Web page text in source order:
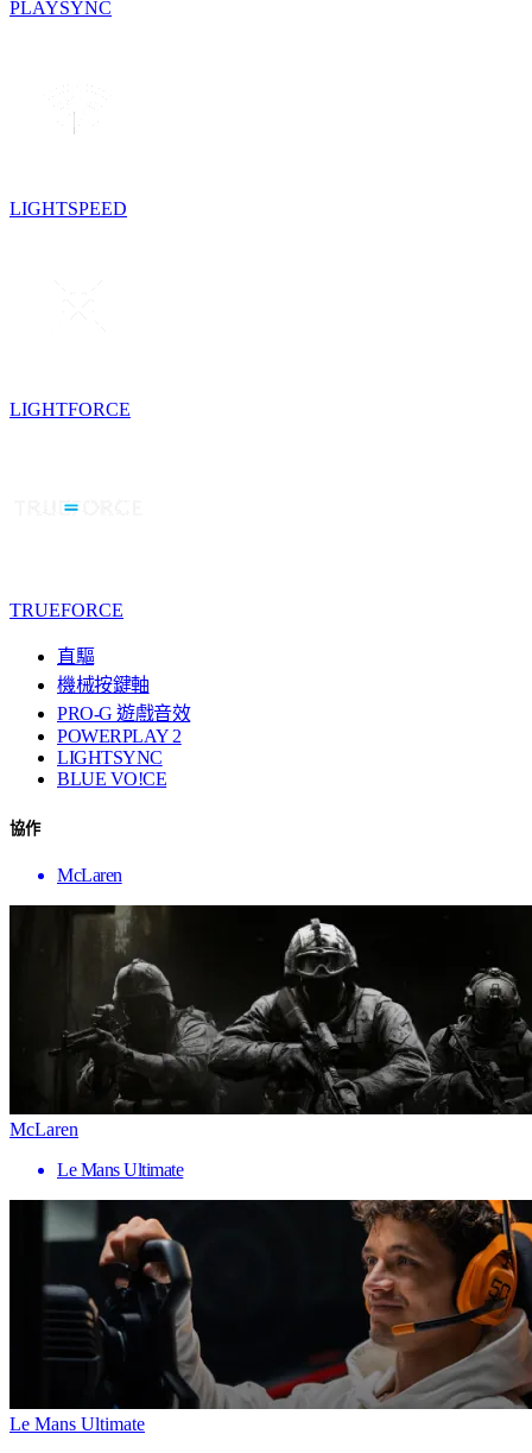
PLAYSYNC
LIGHTSPEED
LIGHTFORCE
TRUEFORCE
直驅
機械按鍵軸
PRO-G 遊戲音效
POWERPLAY 2
LIGHTSYNC
BLUE VO!CE
協作
McLaren
McLaren
Le Mans Ultimate
Le Mans Ultimate